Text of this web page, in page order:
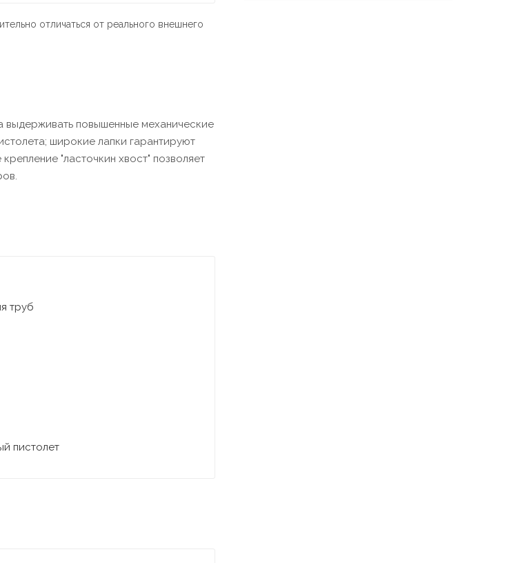
отличаться от реального внешнего
выдерживать повышенные механические
широкие лапки гарантируют
"ласточкин хвост" позволяет
труб
пистолет